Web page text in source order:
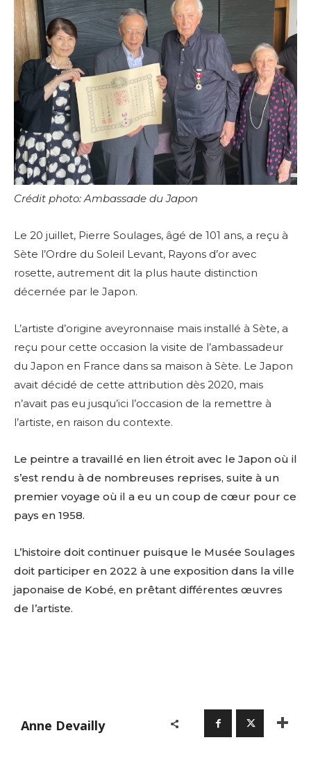
Crédit photo: Ambassade du Japon
Le 20 juillet, Pierre Soulages, âgé de 101 ans, a reçu à
Sète l’Ordre du Soleil Levant, Rayons d’or avec
rosette, autrement dit la plus haute distinction
décernée par le Japon.
L’artiste d’origine aveyronnaise mais installé à Sète, a
reçu pour cette occasion la visite de l’ambassadeur
du Japon en France dans sa maison à Sète. Le Japon
avait décidé de cette attribution dès 2020, mais
n’avait pas eu jusqu’ici l’occasion de la remettre à
l’artiste, en raison du contexte.
Le peintre a travaillé en lien étroit avec le Japon où il
s’est rendu à de nombreuses reprises, suite à un
premier voyage où il a eu un coup de cœur pour ce
pays en 1958.
L’histoire doit continuer puisque le Musée Soulages
doit participer en 2022 à une exposition dans la ville
japonaise de Kobé, en prêtant différentes œuvres
de l’artiste.
Anne Devailly